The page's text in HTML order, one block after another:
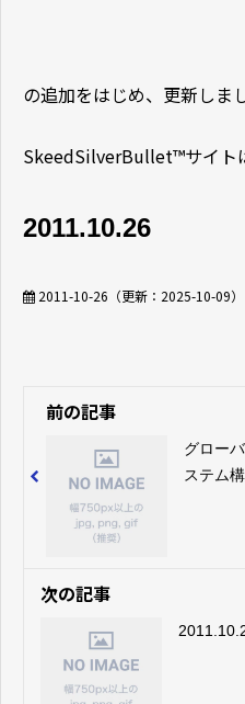
の追加をはじめ、更新しま
SkeedSilverBullet™サイト
2011.10.26
2011-10-26 （更新： 2025-10-09）
前の記事
グロー
ステム
次の記事